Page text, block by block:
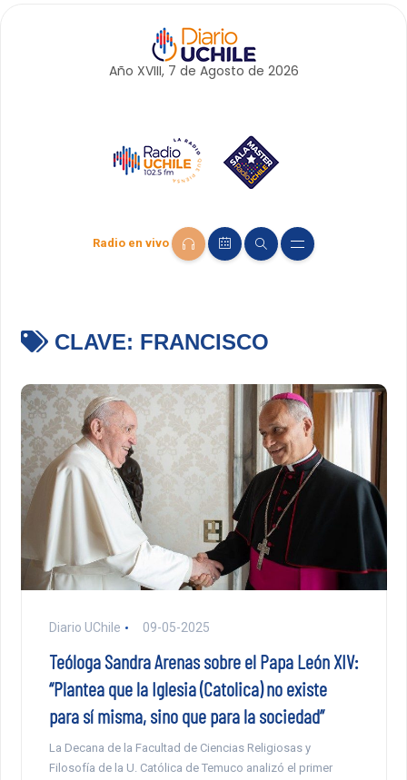
Año XVIII, 7 de Agosto de 2026
Radio en vivo
CLAVE: FRANCISCO
Diario UChile 09-05-2025
Teóloga Sandra Arenas sobre el Papa León XIV:
“Plantea que la Iglesia (Catolica) no existe
para sí misma, sino que para la sociedad”
La Decana de la Facultad de Ciencias Religiosas y
Filosofía de la U. Católica de Temuco analizó el primer